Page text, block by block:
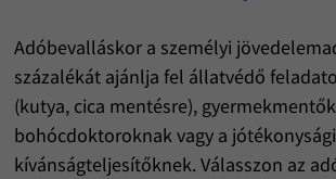
Adóbevalláskor a személyi
százalékát ajánlja fel állatvédő
(kutya, cica mentésre),
bohócdoktoroknak vagy a jótékonysági
kívánságteljesítőknek. Válasszon az